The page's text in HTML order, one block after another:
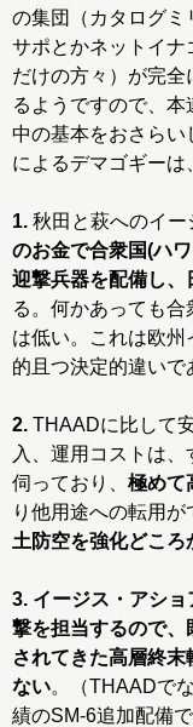
の集団（カタログミ
サポとかネットイナ
だけの方々）が完
るようですので、
中の基本をおさらい
によるデマゴギーは
1. 秋田と萩へのイー
のお金で合衆国(ハ
迎撃兵器を配備し、
る。何かあっても
は低い。これは欧
的且つ決定的違いで
2. THAADに比して
入、運用コストは
伺っており、 極めて
り他用途への転用
土防空を強化どこ
3. イージス・アシ
撃を担当するので、
されてきた高層終
ない。（THAADで
績のSM-6追加配備